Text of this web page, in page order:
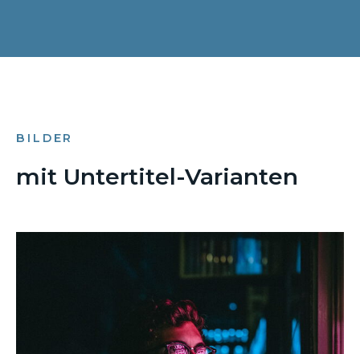
BILDER
mit Untertitel-Varianten